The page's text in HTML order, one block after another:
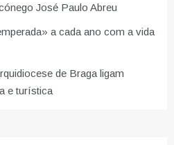
José Paulo Abreu
a cada ano com a vida
de Braga ligam
e turística